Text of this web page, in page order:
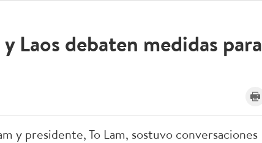
Laos debaten medidas para
y presidente, To Lam, sostuvo conversaciones